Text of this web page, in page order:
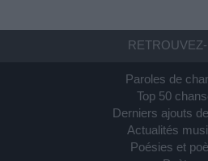
Paroles de
Top 50
Derniers ajouts
Actualités
Poésies et